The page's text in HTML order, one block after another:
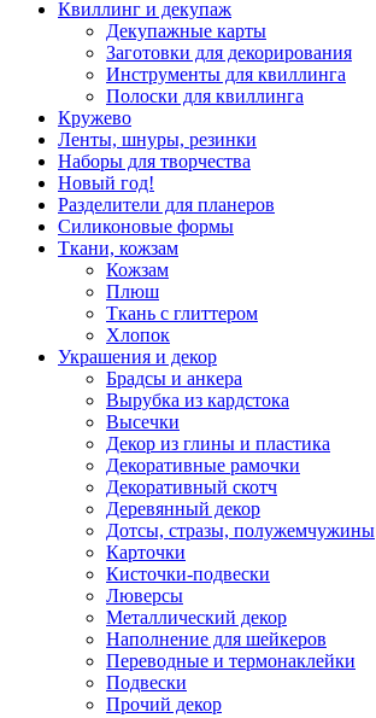
Квиллинг и декупаж
Декупажные карты
Заготовки для декорирования
Инструменты для квиллинга
Полоски для квиллинга
Кружево
Ленты, шнуры, резинки
Наборы для творчества
Новый год!
Разделители для планеров
Силиконовые формы
Ткани, кожзам
Кожзам
Плюш
Ткань с глиттером
Хлопок
Украшения и декор
Брадсы и анкера
Вырубка из кардстока
Высечки
Декор из глины и пластика
Декоративные рамочки
Декоративный скотч
Деревянный декор
Дотсы, стразы, полужемчужины
Карточки
Кисточки-подвески
Люверсы
Металлический декор
Наполнение для шейкеров
Переводные и термонаклейки
Подвески
Прочий декор